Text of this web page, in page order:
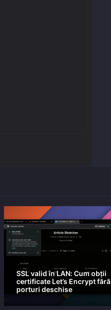
SSL valid în LAN: Cum obții
certificate Let’s Encrypt fără
porturi deschise